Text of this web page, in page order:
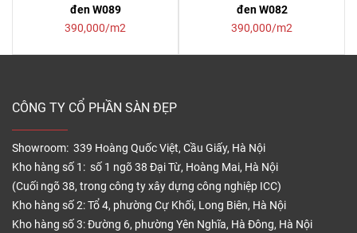
đen W089
390,000/m2
đen W082
390,000/m2
CÔNG TY CỔ PHẦN SÀN ĐẸP
Showroom: 339 Hoàng Quốc Việt, Cầu Giấy, Hà Nội
Kho hàng số 1: số 1 ngõ 38 Đại Từ, Hoàng Mai, Hà Nội
(Cuối ngõ 38, trong công ty xây dựng công nghiệp ICC)
Kho hàng số 2: Tổ 4, phường Cự Khối, Long Biên, Hà Nội
Kho hàng số 3: Đường 6, phường Yên Nghĩa, Hà Đông, Hà Nội